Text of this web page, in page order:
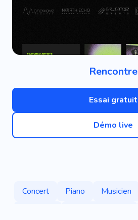
Rencontre
Essai gratuit
Démo live
Concert Piano Musicien